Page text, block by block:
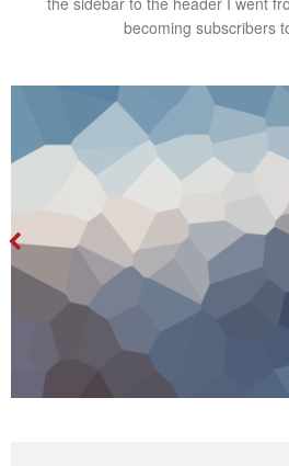
becoming subscribers